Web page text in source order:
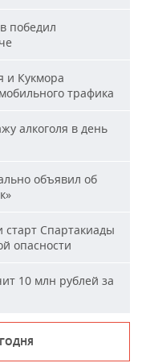
победил
и Кукмора
трафика
алкоголя в день
объявил об
старт Спартакиады
опасности
10 млн рублей за